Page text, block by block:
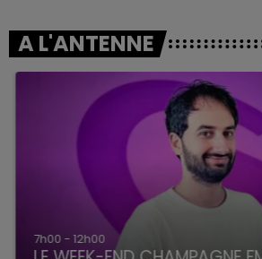
A L'ANTENNE
7h00 - 12h00